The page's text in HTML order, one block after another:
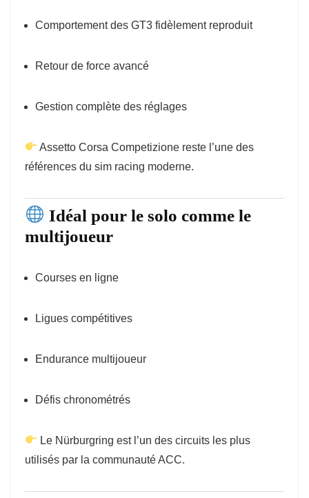
Comportement des GT3 fidèlement reproduit
Retour de force avancé
Gestion complète des réglages
Assetto Corsa Competizione reste l’une des
références du sim racing moderne.
Idéal pour le solo comme le
multijoueur
Courses en ligne
Ligues compétitives
Endurance multijoueur
Défis chronométrés
Le Nürburgring est l’un des circuits les plus
utilisés par la communauté ACC.